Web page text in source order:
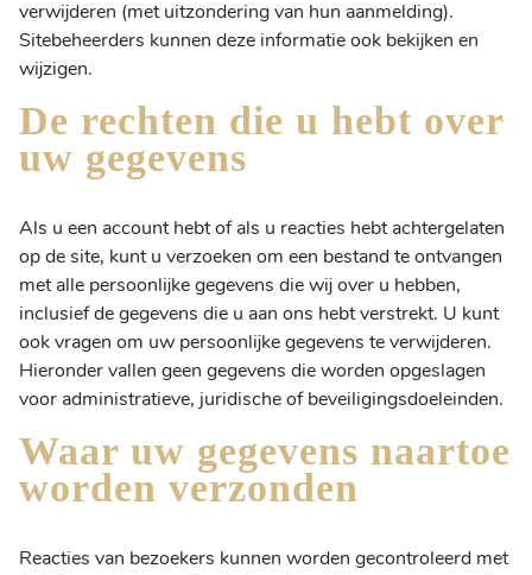
verwijderen (met uitzondering van hun aanmelding).
Sitebeheerders kunnen deze informatie ook bekijken en
wijzigen.
De rechten die u hebt over
uw gegevens
Als u een account hebt of als u reacties hebt achtergelaten
op de site, kunt u verzoeken om een bestand te ontvangen
met alle persoonlijke gegevens die wij over u hebben,
inclusief de gegevens die u aan ons hebt verstrekt. U kunt
ook vragen om uw persoonlijke gegevens te verwijderen.
Hieronder vallen geen gegevens die worden opgeslagen
voor administratieve, juridische of beveiligingsdoeleinden.
Waar uw gegevens naartoe
worden verzonden
Reacties van bezoekers kunnen worden gecontroleerd met